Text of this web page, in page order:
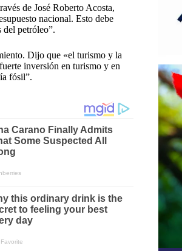
de José Roberto Acosta,
nacional. Esto debe
petróleo”.
Dijo que «el turismo y la
inversión en turismo y en
fósil”.